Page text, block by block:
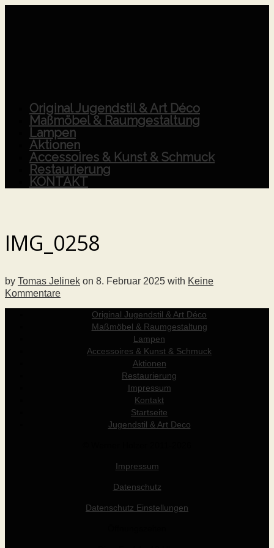
Original Jugendstil & Art Déco
Maßmöbel & Raumgestaltung
Lampen
Aktionen
Accessoires & Kunst & Schmuck
Restaurierung
KONTAKT
IMG_0258
by Tomas Jelinek on 8. Februar 2025 with Keine
Kommentare
Original Jugendstil & Art Déco
Maßmöbel & Raumgestaltung
Lampen
Accessoires & Kunst & Schmuck
Aktionen
Restaurierung
Impressum
Kontakt
Startseite
Jugendstil & Art Deco
Impressum
Datenschutz
Datenschutz Einstellungen